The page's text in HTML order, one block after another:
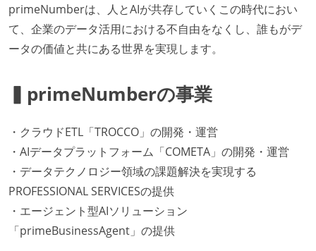
primeNumberは、人とAIが共存していくこの時代におい
て、企業のデータ活用における不自由をなくし、誰もがデ
ータの価値と共にある世界を実現します。
▍primeNumberの事業
・クラウドETL「TROCCO」の開発・運営
・AIデータプラットフォーム「COMETA」の開発・運営
・データテクノロジー領域の課題解決を実現する
PROFESSIONAL SERVICESの提供
・エージェント型AIソリューション
「primeBusinessAgent」の提供